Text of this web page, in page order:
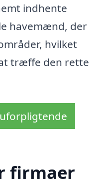
indhente
havemænd, der
hvilket
træffe den rette
firmaer